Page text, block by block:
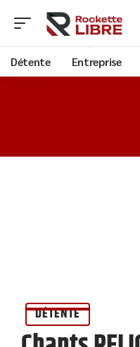
Détente Entreprise
DÉTENTE